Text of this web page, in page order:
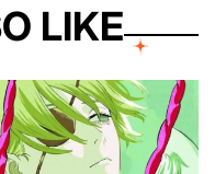
LIKE